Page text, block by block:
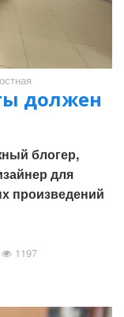
должен
блогер,
для
произведений
1197